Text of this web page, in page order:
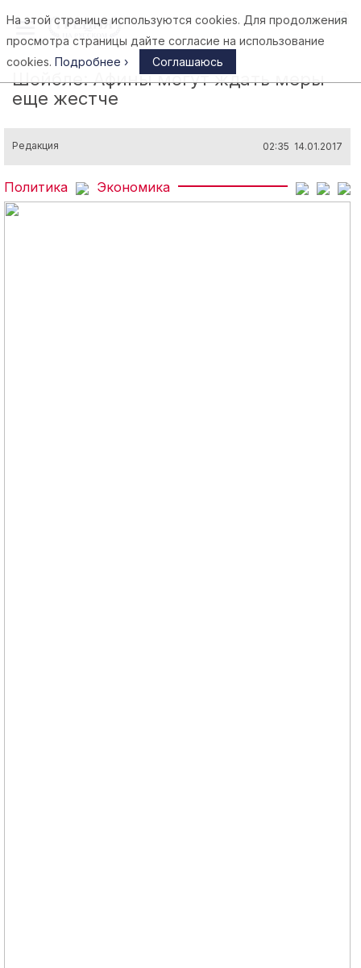
Афины
Шойбле: Афины могут ждать меры
еще жестче
Редакция 02:35 14.01.2017
Политика Экономика
На этой странице используются cookies. Для продолжения
просмотра страницы дайте согласие на использование
cookies. Подробнее › Соглашаюсь